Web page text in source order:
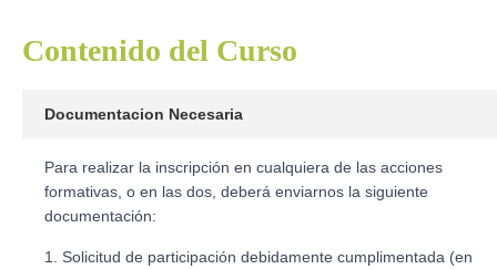
Contenido del Curso
Documentacion Necesaria
Para realizar la inscripción en cualquiera de las acciones
formativas, o en las dos, deberá enviarnos la siguiente
documentación:
1. Solicitud de participación debidamente cumplimentada (en